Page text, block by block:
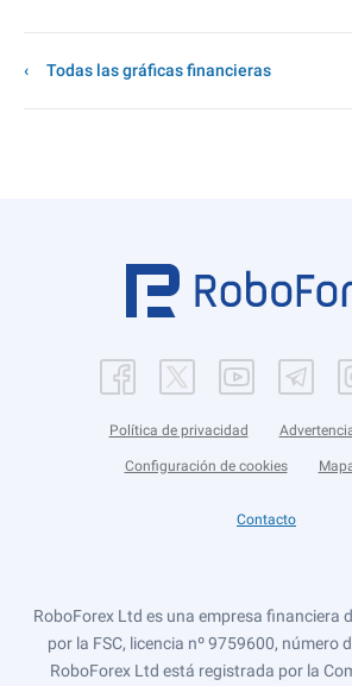
Todas las gráficas financieras
Política de privacidad
Configuración de cookies
Contacto
RoboForex Ltd es una empresa financiera
por la FSC, licencia nº 9759600, número
RoboForex Ltd está registrada por la